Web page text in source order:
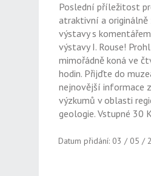
Poslední příležitost
atraktivní a originálně
výstavy s
výstavy I. Rouse!
mimořádně koná ve
hodin. Přijďte do
nejnovější informace
výzkumů v oblasti
geologie. Vstupné 30
Datum přidání: 03 / 05 /